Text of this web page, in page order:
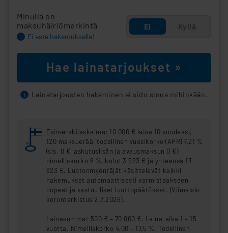
Minulla on
maksuhäiriömerkintä
i Ei este hakemukselle!
Ei Kyllä
Hae lainatarjoukset »
i Lainatarjousten hakeminen ei sido sinua mihinkään.
Esimerkkilaskelma: 10 000 € laina 10 vuodeksi,
120 maksuerää, todellinen vuosikorko (APR) 7,21 %
(sis. 0 € laskutuslisän ja avausmaksun 0 €),
nimelliskorko 6 %, kulut 3 923 € ja yhteensä 13
923 €. Luotonmyöntäjät käsittelevät kaikki
hakemukset automaattisesti varmistaakseen
nopeat ja vastuulliset luottopäätökset. (Viimeisin
korontarkistus 2.7.2026).
Lainasummat 500 € – 70 000 €. Laina-aika 1 – 15
vuotta. Nimelliskorko 4,00 – 17,5 %. Todellinen